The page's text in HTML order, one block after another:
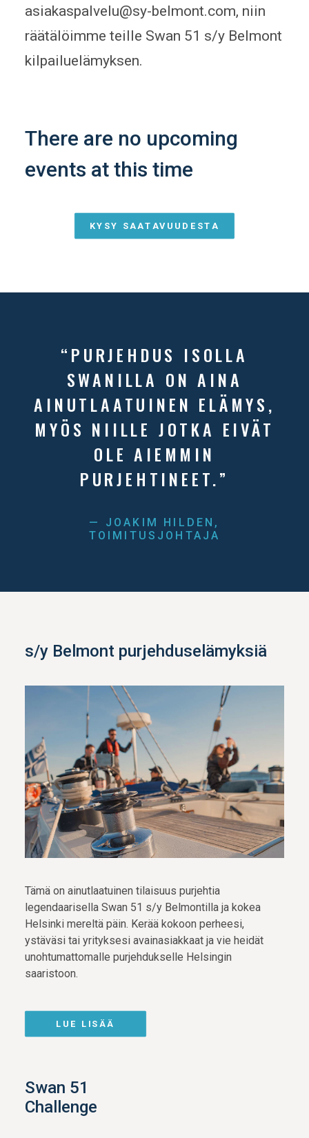
asiakaspalvelu@sy-belmont.com, niin
räätälöimme teille Swan 51 s/y Belmont
kilpailuelämyksen.
There are no upcoming
events at this time
KYSY SAATAVUUDESTA
“PURJEHDUS ISOLLA
SWANILLA ON AINA
AINUTLAATUINEN ELÄMYS,
MYÖS NIILLE JOTKA EIVÄT
OLE AIEMMIN
PURJEHTINEET.”
— JOAKIM HILDEN,
TOIMITUSJOHTAJA
s/y Belmont purjehduselämyksiä
Tämä on ainutlaatuinen tilaisuus purjehtia
legendaarisella Swan 51 s/y Belmontilla ja kokea
Helsinki mereltä päin. Kerää kokoon perheesi,
ystäväsi tai yrityksesi avainasiakkaat ja vie heidät
unohtumattomalle purjehdukselle Helsingin
saaristoon.
LUE LISÄÄ
Swan 51
Challenge